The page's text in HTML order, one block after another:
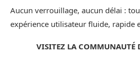
Aucun verrouillage, aucun délai :
expérience utilisateur fluide, rapide
VISITEZ LA COMMUNAUTÉ